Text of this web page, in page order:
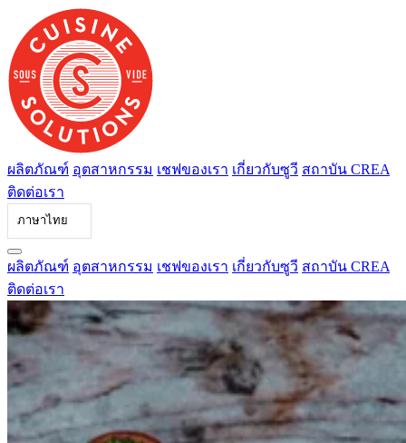
ไป
ที่
เนื้อหา
ผลิตภัณฑ์ อุตสาหกรรม เชฟของเรา เกี่ยวกับซูวี สถาบัน CREA
ติดต่อเรา
ภาษาไทย
ผลิตภัณฑ์ อุตสาหกรรม เชฟของเรา เกี่ยวกับซูวี สถาบัน CREA
ติดต่อเรา